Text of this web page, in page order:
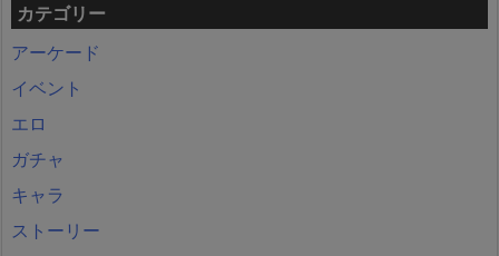
カテゴリー
アーケード
イベント
エロ
ガチャ
キャラ
ストーリー